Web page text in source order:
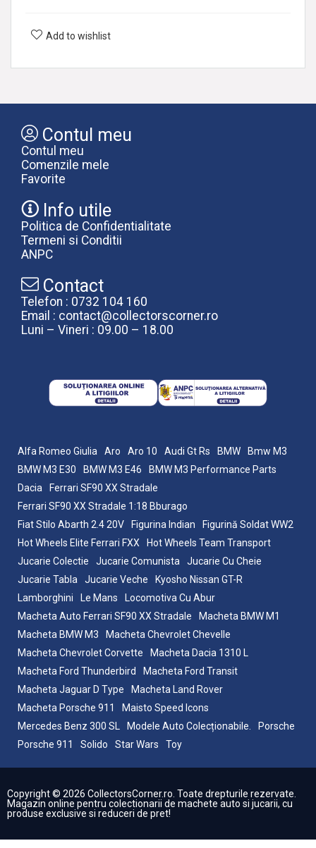
Add to wishlist
Contul meu
Contul meu
Comenzile mele
Favorite
Info utile
Politica de Confidentialitate
Termeni si Conditii
ANPC
Contact
Telefon : 0732 104 160
Email : contact@collectorscorner.ro
Luni – Vineri : 09.00 – 18.00
Alfa Romeo Giulia Aro Aro 10 Audi Gt Rs BMW
Bmw M3
BMW M3 E30
BMW M3 E46
BMW M3 Performance Parts
Dacia
Ferrari SF90 XX Stradale
Ferrari SF90 XX Stradale 1:18 Bburago
Fiat Stilo Abarth 2.4 20V
Figurina Indian
Figurină Soldat WW2
Hot Wheels Elite Ferrari FXX
Hot Wheels Team Transport
Jucarie Colectie
Jucarie Comunista
Jucarie Cu Cheie
Jucarie Tabla
Jucarie Veche
Kyosho Nissan GT-R
Lamborghini
Le Mans
Locomotiva Cu Abur
Macheta Auto Ferrari SF90 XX Stradale
Macheta BMW M1
Macheta BMW M3
Macheta Chevrolet Chevelle
Macheta Chevrolet Corvette
Macheta Dacia 1310 L
Macheta Ford Thunderbird
Macheta Ford Transit
Macheta Jaguar D Type
Macheta Land Rover
Macheta Porsche 911
Maisto Speed Icons
Mercedes Benz 300 SL
Modele Auto Colecționabile.
Porsche
Porsche 911
Solido Star Wars Toy
Copyright © 2026 CollectorsCorner.ro. Toate drepturile rezervate.
Magazin online pentru colectionarii de machete auto si jucarii, cu
produse exclusive si reduceri de pret!